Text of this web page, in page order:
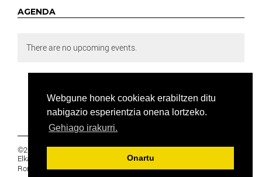
Webgune honek cookieak erabiltzen ditu
nabigazio esperientzia onena lortzeko.
Gehiago irakurri.
Onartu
AGENDA
There are no upcoming events.
©2019 Euskal Herriko Ikasleen Gurasoen
Elkartea -
Ronda 27, 1 Ezk, 48005 Bilbao, Bizkaia